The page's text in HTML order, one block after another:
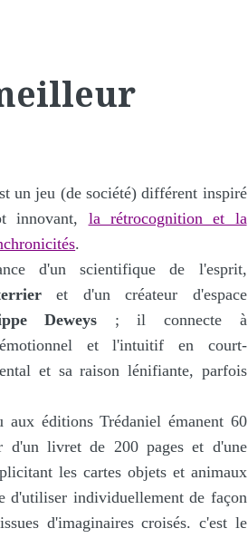
un jeu (de société) différent inspiré
innovant, la rétrocognition et la
.
d'un scientifique de l'esprit,
et d'un créateur d'espace
Deweys ; il connecte à
et l'intuitif en court-
et sa raison lénifiante, parfois
aux éditions Trédaniel émanent 60
d'un livret de 200 pages et d'une
les cartes objets et animaux
d'utiliser individuellement de façon
d'imaginaires croisés. c'est le